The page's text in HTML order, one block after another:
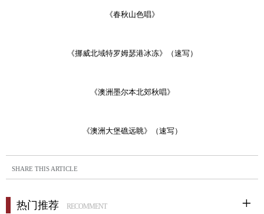
《春秋山色唱》
《挪威北域特罗姆瑟港冰冻》（速写）
《澳洲墨尔本北郊秋唱》
《澳洲大堡礁远眺》（速写）
SHARE THIS ARTICLE
热门推荐 RECOMMENT